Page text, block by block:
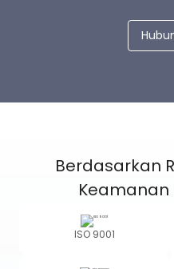
Berdasarkan
ISO 9001